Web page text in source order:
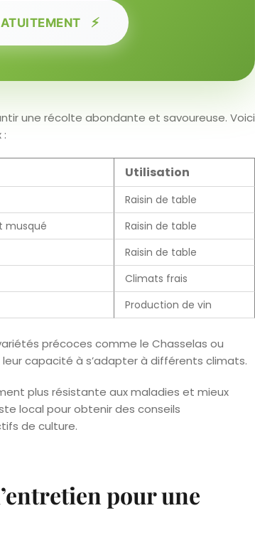
⚡
une récolte abondante et savoureuse. Voici
Utilisation
Raisin de table
musqué
Raisin de table
Raisin de table
Climats frais
Production de vin
précoces comme le Chasselas ou
capacité à s’adapter à différents climats.
plus résistante aux maladies et mieux
local pour obtenir des conseils
de culture.
pour une